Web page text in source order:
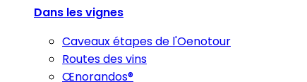
Dans les vignes
Caveaux étapes de l'Oenotour
Routes des vins
Œnorandos®